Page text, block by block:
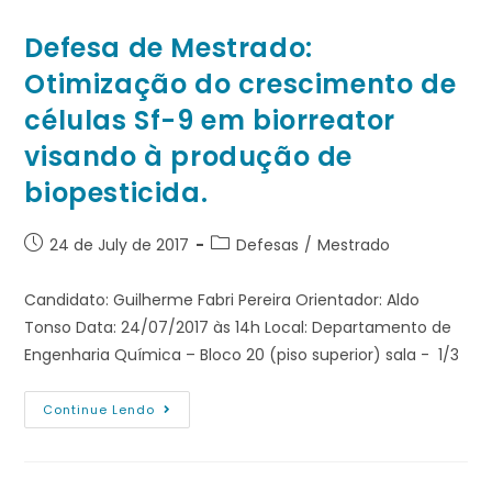
Defesa de Mestrado:
Otimização do crescimento de
células Sf-9 em biorreator
visando à produção de
biopesticida.
24 de July de 2017 Defesas / Mestrado
Candidato: Guilherme Fabri Pereira Orientador: Aldo
Tonso Data: 24/07/2017 às 14h Local: Departamento de
Engenharia Química – Bloco 20 (piso superior) sala - 1/3
Continue Lendo